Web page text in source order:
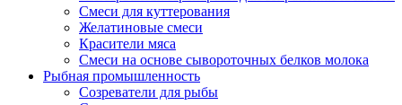
Смеси для куттерования
Желатиновые смеси
Красители мяса
Смеси на основе сывороточных белков молока
Рыбная промышленность
Созреватели для рыбы